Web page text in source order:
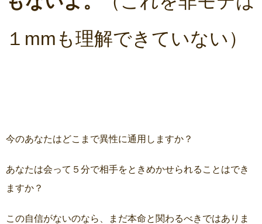
１mmも理解できていない）
今のあなたはどこまで異性に通用しますか？
あなたは会って５分で相手をときめかせられることはでき
ますか？
この自信がないのなら、まだ本命と関わるべきではありま